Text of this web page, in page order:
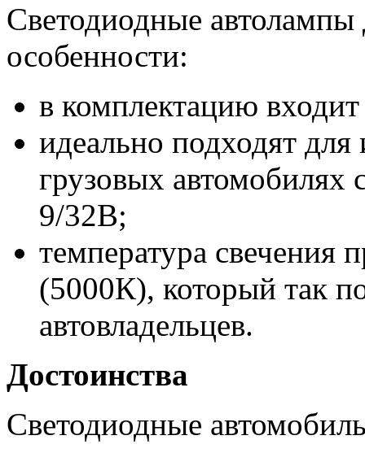
Светодиодные
особенности:
в комплектацию
идеально подходят для
грузовых
9/32В;
температура свечения
(5000К), который так
автовладельцев.
Достоинства
Светодиодные